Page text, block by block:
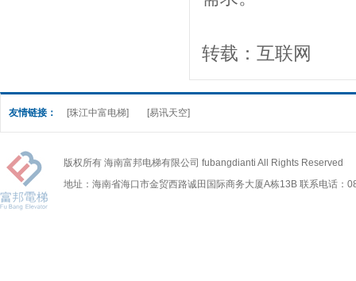
转载：互联网
友情链接： [珠江中富电梯] [易讯天空]
版权所有 海南富邦电梯有限公司 fubangdianti All Rights Reserved
地址：海南省海口市金贸西路诚田国际商务大厦A栋13B 联系电话